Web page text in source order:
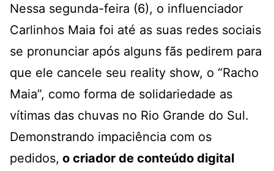
Nessa segunda-feira (6), o influenciador
Carlinhos Maia foi até as suas redes sociais
se pronunciar após alguns fãs pedirem para
que ele cancele seu reality show, o “Racho
Maia”, como forma de solidariedade as
vítimas das chuvas no Rio Grande do Sul.
Demonstrando impaciência com os
pedidos, o criador de conteúdo digital